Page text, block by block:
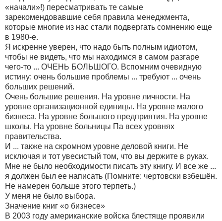
«начали»!) пересматривать те самые
зарекомендовавшие себя правила менеджмента,
которые многие из нас стали подвергать сомнению еще
в 1980-е.
Я искренне уверен, что надо быть полным идиотом,
чтобы не видеть, что мы находимся в самом разгаре
чего-то ... ОЧЕНЬ БОЛЬШОГО. Вспомним очевидную
истину: очень большие проблемы ... требуют ... очень
больших решений.
Очень большие решения. На уровне личности. На
уровне организационной единицы. На уровне малого
бизнеса. На уровне большого предприятия. На уровне
школы. На уровне больницы Па всех уровнях
правительства.
И ... также на скромном уровне деловой книги. Не
исключая и тот увесистый том, что вы держите в руках.
Мне не было необходимости писать эту книгу. И все же ...
я должен был ее написать (Помните: чертовски взбешён.
Не намерен больше этого терпеть.)
У меня не было выбора.
Значение книг «о бизнесе»
В 2003 году американские войска блестяще проявили